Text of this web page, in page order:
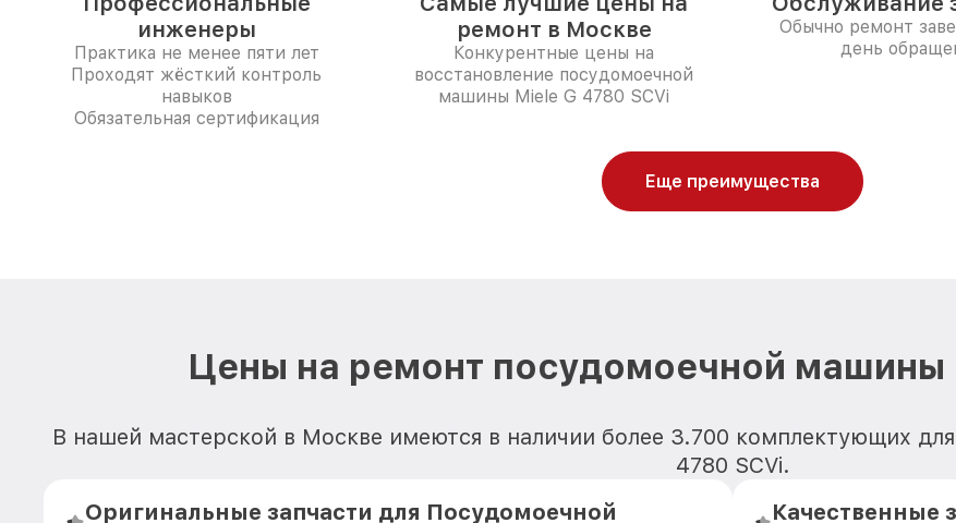
инженеры
Практика не менее пяти лет
Проходят жёсткий контроль
навыков
Обязательная сертификация
ремонт в Москве
Конкурентные цены на
восстановление посудомоечной
машины Miele G 4780 SCVi
Обычно ремонт
день
Еще преимущества
Цены на ремонт посудомоечной машины
В нашей мастерской в Москве имеются в наличии более 3.700 комплектующих
4780 SCVi.
Оригинальные запчасти для Посудомоечной
Качественные